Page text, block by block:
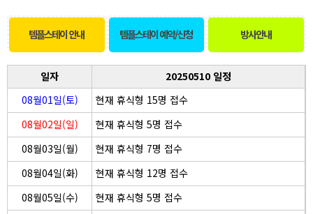
템플스테이 안내 템플스테이 예약/신청 방사안내
일자
20250510 일정
08월01일(토)
현재 휴식형 15명 접수
08월02일(일)
현재 휴식형 5명 접수
08월03일(월)
현재 휴식형 7명 접수
08월04일(화)
현재 휴식형 12명 접수
08월05일(수)
현재 휴식형 5명 접수